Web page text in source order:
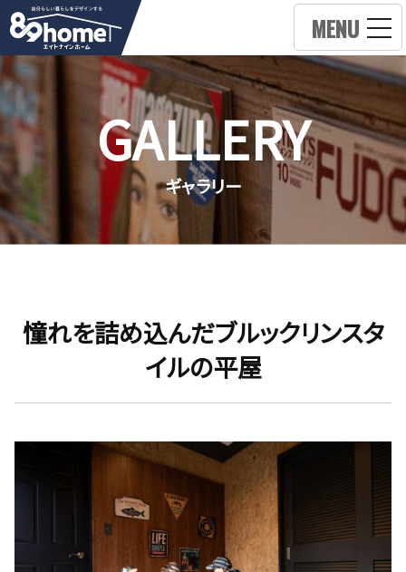
MENU
GALLERY
ギャラリー
憧れを詰め込んだブルックリンスタ
イルの平屋